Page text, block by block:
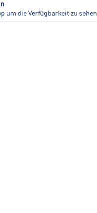
um die Verfügbarkeit zu sehen